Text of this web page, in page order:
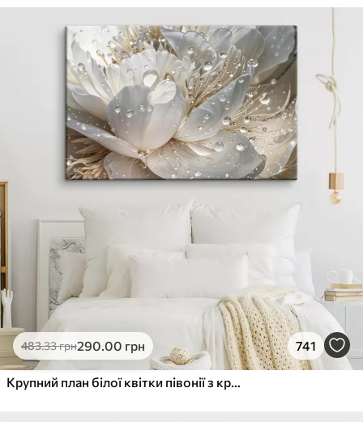
483.33грн290.00 грн 741
Крупний план білої квітки півонії з крапельками води на пелюстках на розмитому фоні